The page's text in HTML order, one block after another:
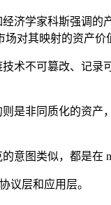
济学家科斯强调
对其映射的资产价
术不可篡改、记
是非同质化的资
意图类似，都是
议层和应用层。